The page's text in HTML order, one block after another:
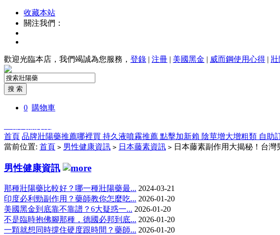
收藏本站
關注我們：
歡迎光臨本店，我們竭誠為您服務， 登錄 | 注冊 | 美國黑金 | 威而鋼使用心得 |
0 購物車
首頁 品牌壯陽藥推薦哪裡買 持久液噴霧推薦 點擊加新賴 陰莖增大增粗類 自助
當前位置: 首頁 > 男性健康資訊 > 日本藤素資訊 > 日本藤素副作用大揭秘！台灣
男性健康資訊
那種壯陽藥比較好？哪一種壯陽藥最... 2024-03-21
印度必利勁副作用？藥師教你怎麼吃... 2026-01-20
美國黑金到底靠不靠譜？6大疑惑一... 2026-01-20
不是臨時抱佛腳那種，德國必邦到底... 2026-01-20
一顆就想同時撐住硬度跟時間？藥師... 2026-01-20